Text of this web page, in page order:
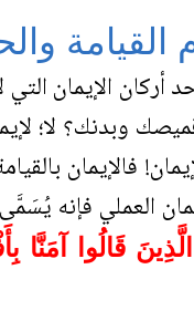
القيامة
أركان الإيمان
وبدنك؟ لا؛
فالإيمان
العملي فإنه
قَالُوا آمَنَّا